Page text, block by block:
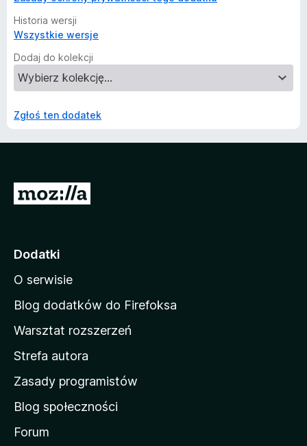
Historia wersji
Wszystkie wersje
Dodaj do kolekcji
Zgłoś ten dodatek
S
o
a
d
m
o
w
M
o
Dodatki
O serwisie
Blog dodatków do Firefoksa
Warsztat rozszerzeń
Strefa autora
Zasady programistów
Blog społeczności
Forum